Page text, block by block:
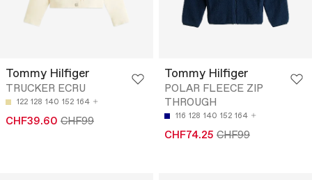
Tommy Hilfiger
TRUCKER ECRU
122 128 140 152 164
CHF39.60 CHF99
Tommy Hilfiger
POLAR FLEECE ZIP
THROUGH
116 128 140 152 164
CHF74.25 CHF99